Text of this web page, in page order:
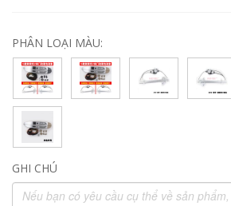
PHÂN LOẠI MÀU:
GHI CHÚ